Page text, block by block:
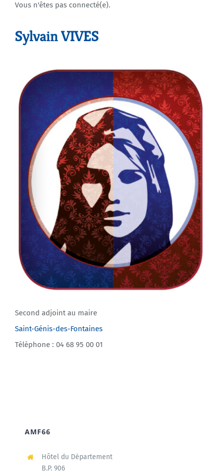
Agenda
Vous n'êtes pas connecté(e).
Sylvain VIVES
Second adjoint au maire
Saint-Génis-des-Fontaines
Téléphone : 04 68 95 00 01
AMF66
Hôtel du Département
B.P. 906